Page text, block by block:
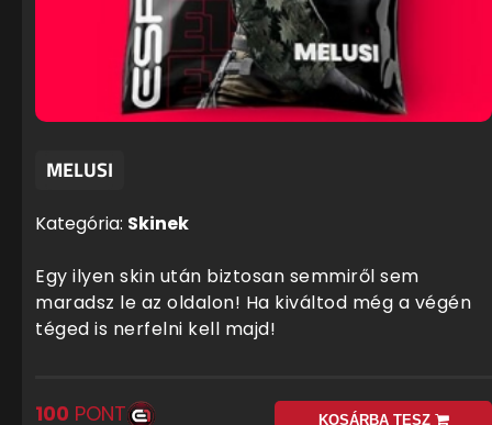
MELUSI
Kategória: Skinek
Egy ilyen skin után biztosan semmiről sem
maradsz le az oldalon! Ha kiváltod még a végén
téged is nerfelni kell majd!
100 PONT KOSÁRBA TESZ